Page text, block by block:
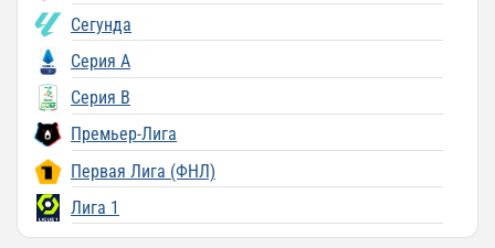
Сегунда
Серия A
Серия B
Премьер-Лига
Первая Лига (ФНЛ)
Лига 1